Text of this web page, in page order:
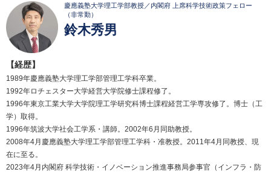
慶應義塾大学理工学部教授／内閣府 上席科学技術政策フェロー
（非常勤）
鈴木秀男
【経歴】
1989年慶應義塾大学理工学部管理工学科卒業。
1992年ロチェスター大学経営大学院修士課程修了。
1996年東京工業大学大学院理工学研究科博士課程経営工学専攻修了。博士（工
学）取得。
1996年筑波大学社会工学系・講師。2002年6月同助教授。
2008年4月慶應義塾大学理工学部管理工学科・准教授。2011年4月同教授、現
在に至る。
2023年4月内閣府 科学技術・イノベーション推進事務局参事官（インフラ・防